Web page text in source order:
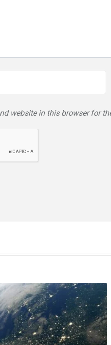
website in this browser for